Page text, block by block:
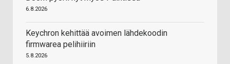
6.8.2026
Keychron kehittää avoimen lähdekoodin
firmwarea pelihiiriin
5.8.2026